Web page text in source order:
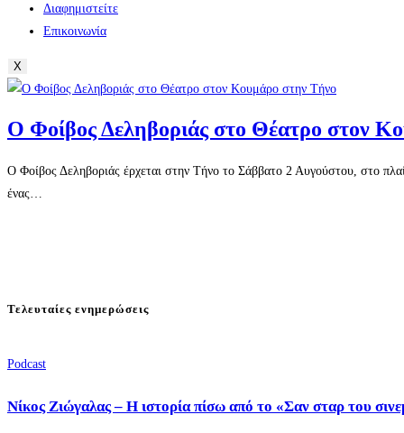
Διαφημιστείτε
Επικοινωνία
X
Ο Φοίβος Δεληβοριάς στο Θέατρο στον
Ο Φοίβος Δεληβοριάς έρχεται στην Τήνο το Σάββατο 2 Αυγούστου, στο
ένας…
Τελευταίες ενημερώσεις
Podcast
Νίκος Ζιώγαλας – Η ιστορία πίσω από το «Σαν σταρ του